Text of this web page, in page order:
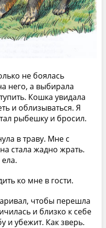
не боялась
него, а выбирала
Кошка увидала
и облизываться. Я
рыбешку и бросил.
в траву. Мне с
стала жадно жрать.
ко мне в гости.
чтобы перешла
и близко к себе
и убежит. Как зверь.